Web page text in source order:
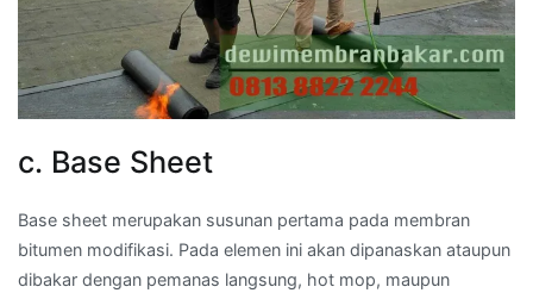
c. Base Sheet
Base sheet merupakan susunan pertama pada membran
bitumen modifikasi. Pada elemen ini akan dipanaskan ataupun
dibakar dengan pemanas langsung, hot mop, maupun